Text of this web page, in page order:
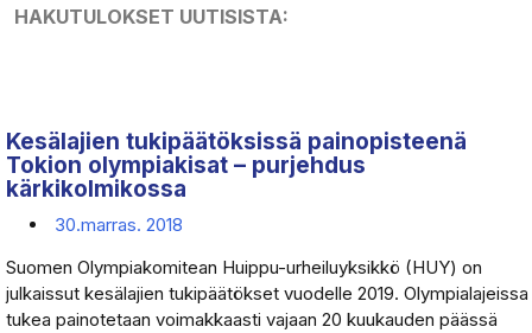
HAKUTULOKSET UUTISISTA:
Kesälajien tukipäätöksissä painopisteenä
Tokion olympiakisat – purjehdus
kärkikolmikossa
30.marras. 2018
Suomen Olympiakomitean Huippu-urheiluyksikkö (HUY) on
julkaissut kesälajien tukipäätökset vuodelle 2019. Olympialajeissa
tukea painotetaan voimakkaasti vajaan 20 kuukauden päässä